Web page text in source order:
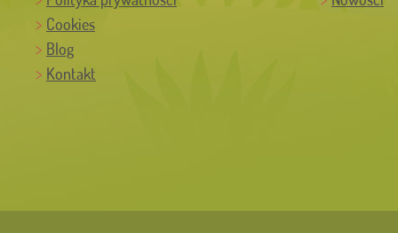
Cookies
Blog
Kontakt